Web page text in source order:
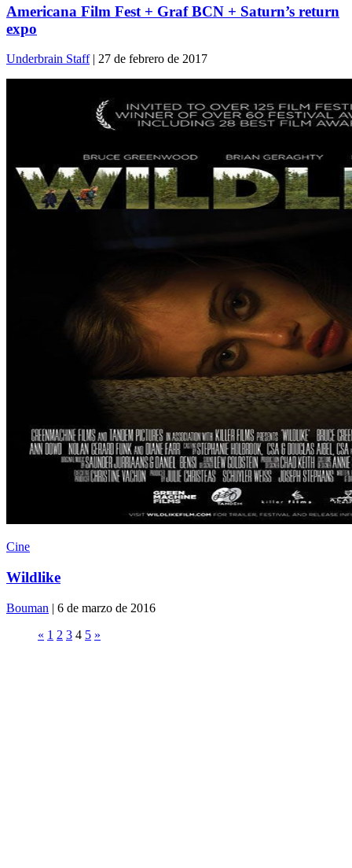
Americana Film Fest + Graf BCN + Saturn’s return
expo
Underbrain Staff| 27 de febrero de 2017
Cine
Wildlike
Bouman | 6 de marzo de 2016
« 1 2 3 4 5 »